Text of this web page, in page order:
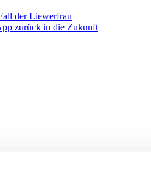
der Liewerfrau
zurück in die Zukunft